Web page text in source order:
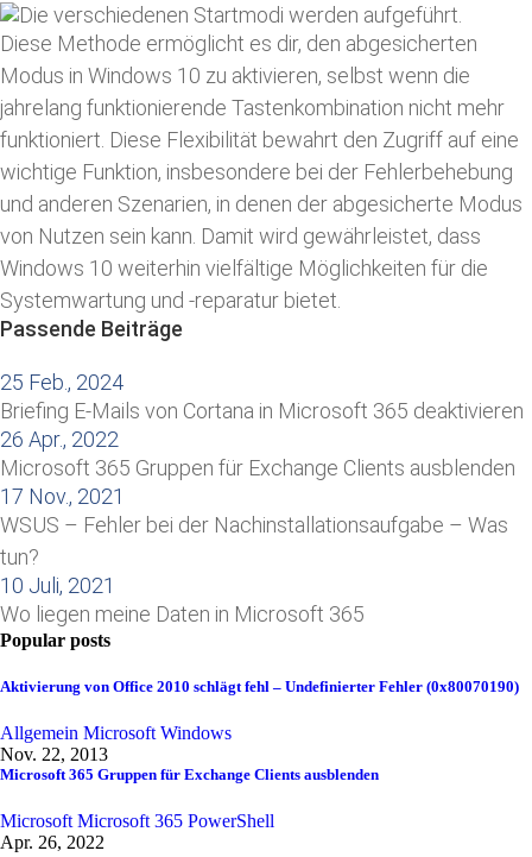
Diese Methode ermöglicht es dir, den abgesicherten
Modus in Windows 10 zu aktivieren, selbst wenn die
jahrelang funktionierende Tastenkombination nicht mehr
funktioniert. Diese Flexibilität bewahrt den Zugriff auf eine
wichtige Funktion, insbesondere bei der Fehlerbehebung
und anderen Szenarien, in denen der abgesicherte Modus
von Nutzen sein kann. Damit wird gewährleistet, dass
Windows 10 weiterhin vielfältige Möglichkeiten für die
Systemwartung und -reparatur bietet.
Passende Beiträge
25 Feb., 2024
Briefing E-Mails von Cortana in Microsoft 365 deaktivieren
26 Apr., 2022
Microsoft 365 Gruppen für Exchange Clients ausblenden
17 Nov., 2021
WSUS – Fehler bei der Nachinstallationsaufgabe – Was
tun?
10 Juli, 2021
Wo liegen meine Daten in Microsoft 365
Popular posts
Aktivierung von Office 2010 schlägt fehl – Undefinierter Fehler (0x80070190)
Allgemein Microsoft Windows
Nov. 22, 2013
Microsoft 365 Gruppen für Exchange Clients ausblenden
Microsoft Microsoft 365 PowerShell
Apr. 26, 2022